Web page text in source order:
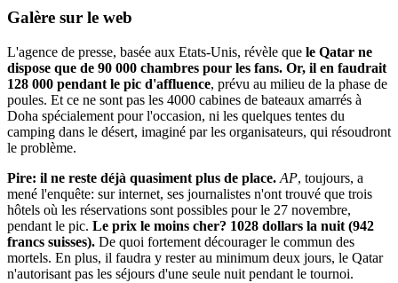
Galère sur le web
L'agence de presse, basée aux Etats-Unis, révèle que le Qatar ne
dispose que de 90 000 chambres pour les fans. Or, il en faudrait
128 000 pendant le pic d'affluence, prévu au milieu de la phase de
poules. Et ce ne sont pas les 4000 cabines de bateaux amarrés à
Doha spécialement pour l'occasion, ni les quelques tentes du
camping dans le désert, imaginé par les organisateurs, qui résoudront
le problème.
Pire: il ne reste déjà quasiment plus de place. AP, toujours, a
mené l'enquête: sur internet, ses journalistes n'ont trouvé que trois
hôtels où les réservations sont possibles pour le 27 novembre,
pendant le pic. Le prix le moins cher? 1028 dollars la nuit (942
francs suisses). De quoi fortement décourager le commun des
mortels. En plus, il faudra y rester au minimum deux jours, le Qatar
n'autorisant pas les séjours d'une seule nuit pendant le tournoi.